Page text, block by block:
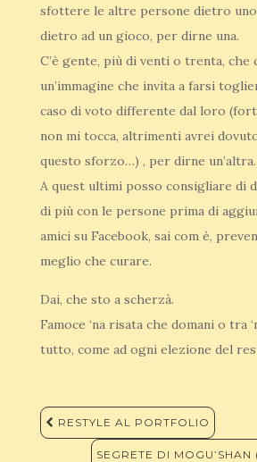
sfottere le altre persone dietro
dietro ad un gioco, per dirne una.
C’è gente, più di venti o trenta, che
un’immagine che invita a farsi
caso di voto differente dal loro
non mi tocca, altrimenti avrei
questo sforzo…) , per dirne un’altra.
A quest ultimi posso consigliare di
di più con le persone prima di
amici su Facebook, sai com è,
meglio che curare.
Dai, che sto a scherzà.
Famoce ‘na risata che domani o tra
tutto, come ad ogni elezione del
Navigazione
articoli
RESTYLE AL PORTFOLIO
SEGRETE DI